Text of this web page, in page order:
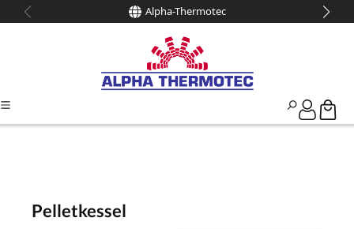
springen Alpha-Thermotec
Pelletkessel